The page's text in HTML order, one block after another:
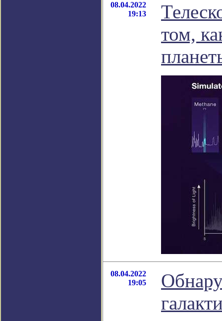
08.04.2022
19:13
том,
08.04.2022
19:05